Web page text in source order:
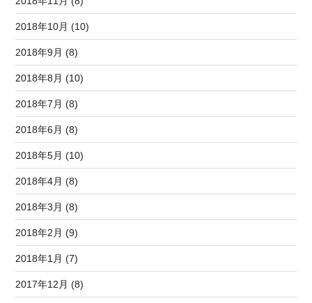
2018年10月 (10)
2018年9月 (8)
2018年8月 (10)
2018年7月 (8)
2018年6月 (8)
2018年5月 (10)
2018年4月 (8)
2018年3月 (8)
2018年2月 (9)
2018年1月 (7)
2017年12月 (8)